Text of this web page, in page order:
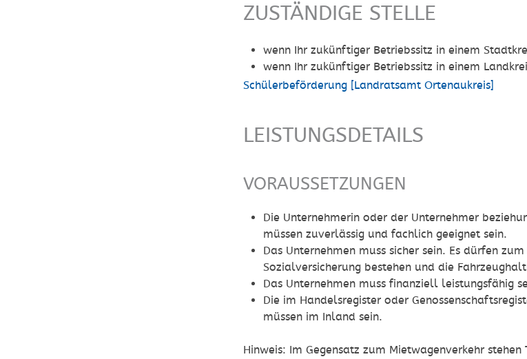
ZUSTÄNDIGE STELLE
wenn Ihr zukünftiger Betriebssitz in einem
wenn Ihr zukünftiger Betriebssitz in einem
Schülerbeförderung [Landratsamt Ortenaukreis]
LEISTUNGSDETAILS
VORAUSSETZUNGEN
Die Unternehmerin oder der Unternehmer
müssen zuverlässig und fachlich geeignet sein.
Das Unternehmen muss sicher sein. Es dürfen
Sozialversicherung bestehen und die
Das Unternehmen muss finanziell leistungsfähig
Die im Handelsregister oder
müssen im Inland sein.
Hinweis: Im Gegensatz zum Mietwagenverkehr